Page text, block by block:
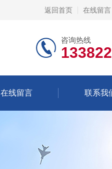
返回首页 在线留言
咨询热线
在线留言 联系我